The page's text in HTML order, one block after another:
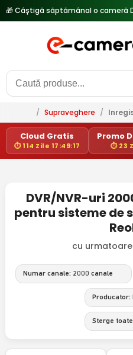
/ Supraveghere /
Cloud Gratis
⏱ 114 Zile 17:49:17
Promo
⏱ 23
DVR/NVR-uri
pentru sisteme de
cu
Numar canale: 2000 canale
Producator:
Sterge